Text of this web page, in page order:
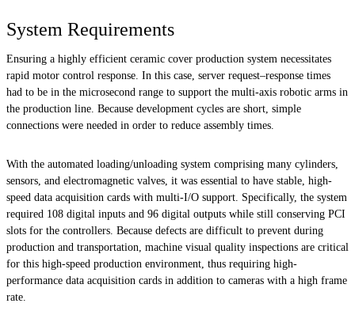
System Requirements
Ensuring a highly efficient ceramic cover production system necessitates
rapid motor control response. In this case, server request–response times
had to be in the microsecond range to support the multi-axis robotic arms in
the production line. Because development cycles are short, simple
connections were needed in order to reduce assembly times.
With the automated loading/unloading system comprising many cylinders,
sensors, and electromagnetic valves, it was essential to have stable, high-
speed data acquisition cards with multi-I/O support. Specifically, the system
required 108 digital inputs and 96 digital outputs while still conserving PCI
slots for the controllers. Because defects are difficult to prevent during
production and transportation, machine visual quality inspections are critical
for this high-speed production environment, thus requiring high-
performance data acquisition cards in addition to cameras with a high frame
rate.